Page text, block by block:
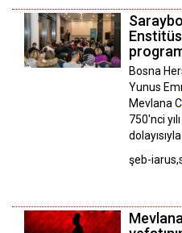
Bosna
Yunus
Mevlana
750'nci
şeb-